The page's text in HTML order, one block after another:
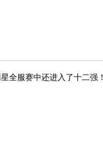
全服赛中还进入了十二强！